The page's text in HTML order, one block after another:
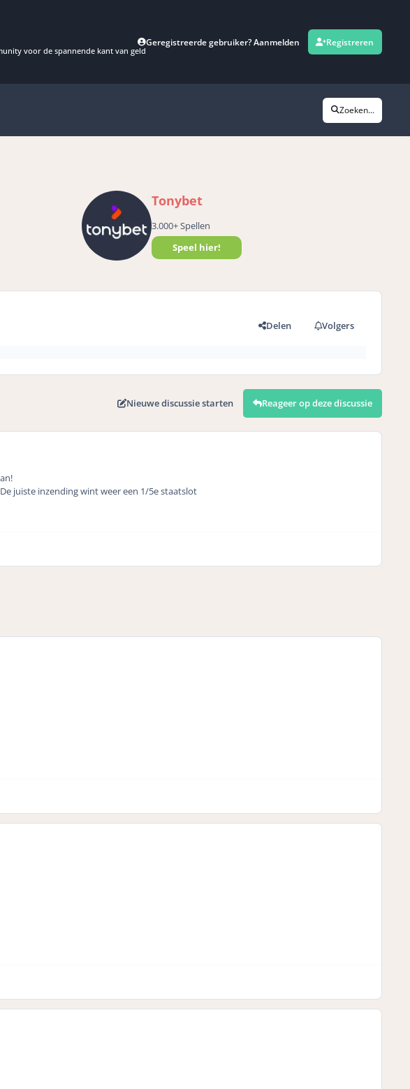
voor de spannende kant van geld
Geregistreerde gebruiker? Aanmelden Registreren
Zoeken...
Tonybet
3.000+ Spellen
Speel hier!
Delen Volgers
Nieuwe discussie starten Reageer op deze discussie
juiste inzending wint weer een 1/5e staatslot